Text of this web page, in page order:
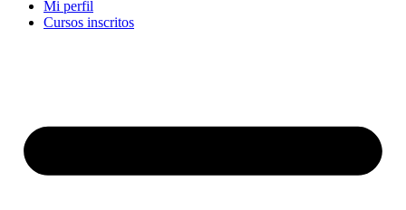
Mi perfil
Cursos inscritos